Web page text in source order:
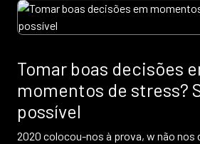
Tomar boas decisões
momentos de stress?
possível
2020 colocou-nos à prova, w não nos